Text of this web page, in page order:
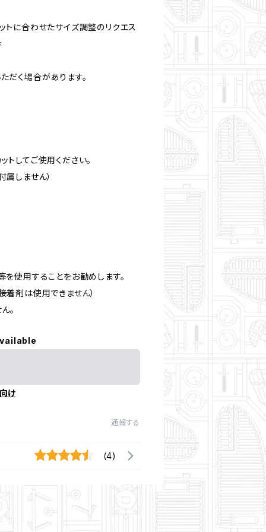
トに合わせたサイズ調整のリクエス
く場合があります。
してご使用ください。
しません）
を使用することをお勧めします。
着剤は使用できません）
。
け
通報する
(4)